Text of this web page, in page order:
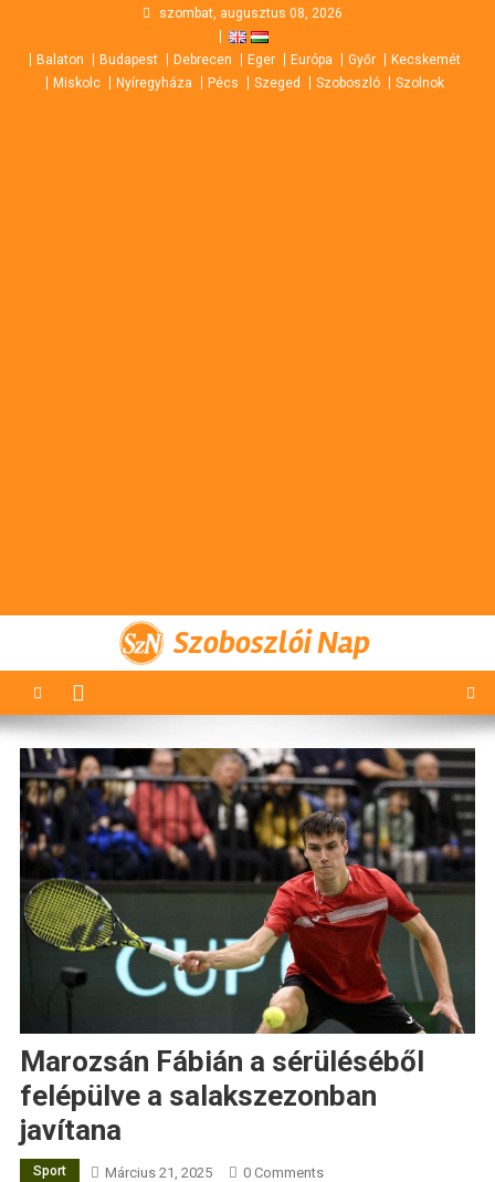
content
szombat, augusztus 08, 2026
Balaton Budapest Debrecen Eger Európa Győr
Kecskemét
Miskolc
Nyíregyháza Pécs Szeged Szoboszló Szolnok
Szoboszlói Nap
Marozsán Fábián a sérüléséből
felépülve a salakszezonban
javítana
Sport Március 21, 2025 0 Comments